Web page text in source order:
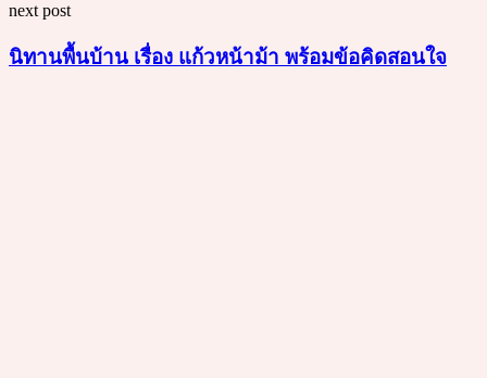
next post
นิทานพื้นบ้าน เรื่อง แก้วหน้าม้า พร้อมข้อคิดสอนใจ